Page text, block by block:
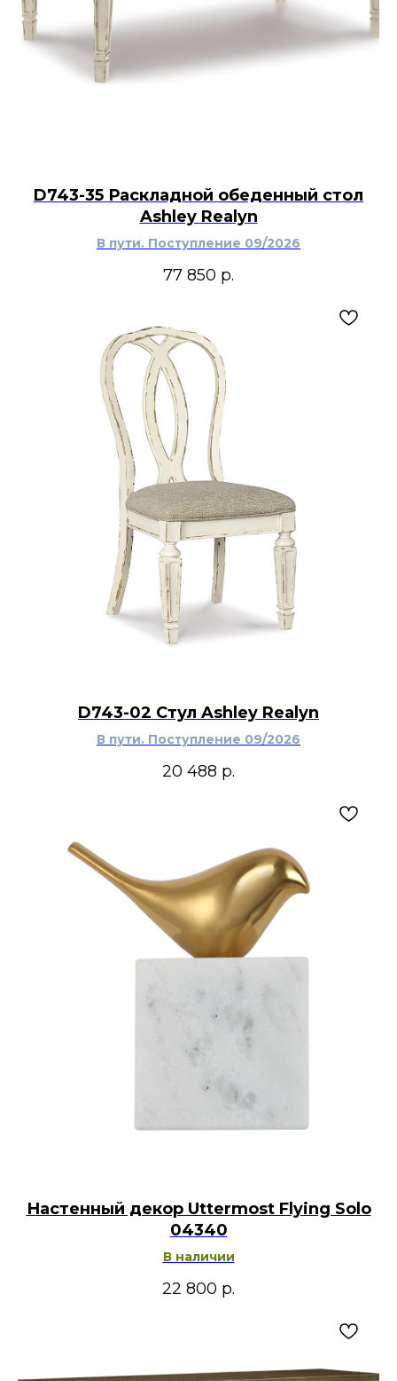
D743-35 Раскладной обеденный стол
Ashley Realyn
В пути. Поступление 09/2026
77 850 р.
D743-02 Стул Ashley Realyn
В пути. Поступление 09/2026
20 488 р.
Настенный декор Uttermost Flying Solo
04340
В наличии
22 800 р.